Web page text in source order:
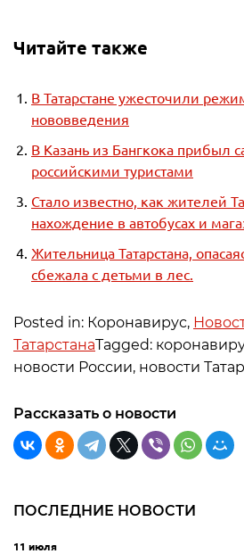
Читайте также
В Татарстане ужесточили
нововведения
В Казань из Бангкока прибыл
российскими туристами
Стало известно, как жителей
нахождение в автобусах и
Жительница Татарстана,
сбежала с детьми в лес.
Posted in: Коронавирус,
ТатарстанаTagged:
новости России, новости
Рассказать о новости
ПОСЛЕДНИЕ НОВОСТИ
11 июля